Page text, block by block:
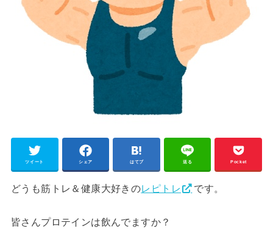
ツイート シェア はてブ 送る Pocket
どうも筋トレ＆健康大好きのレピトレ です。
皆さんプロテインは飲んでますか？